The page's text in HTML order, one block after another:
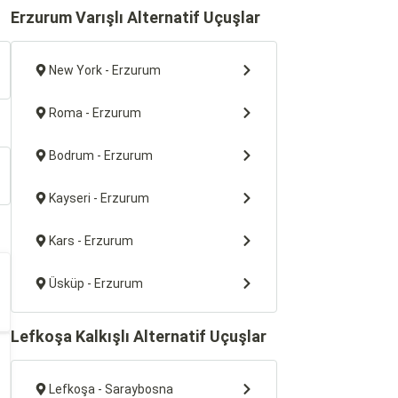
Erzurum Varışlı Alternatif Uçuşlar
New York - Erzurum
Roma - Erzurum
Bodrum - Erzurum
Kayseri - Erzurum
Kars - Erzurum
Üsküp - Erzurum
Lefkoşa Kalkışlı Alternatif Uçuşlar
Lefkoşa - Saraybosna